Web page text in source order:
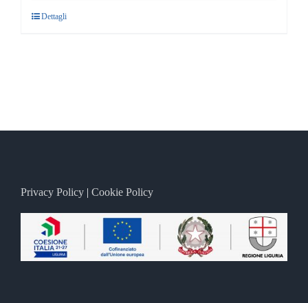
Dettagli
Privacy Policy | Cookie Policy